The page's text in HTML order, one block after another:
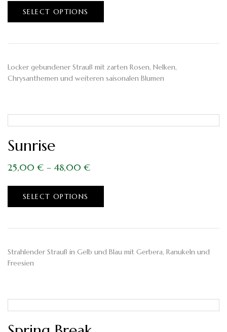
SELECT OPTIONS
Locker gebundener Strauß mit zarten Rosen, Nelken,
Chrysanthemen und weiteren saisonalen Blumen
Sunrise
25,00 € – 48,00 €
SELECT OPTIONS
Strahlender Strauß in Gelb und Blau mit Gerbera, Ranukeln und
Freesien